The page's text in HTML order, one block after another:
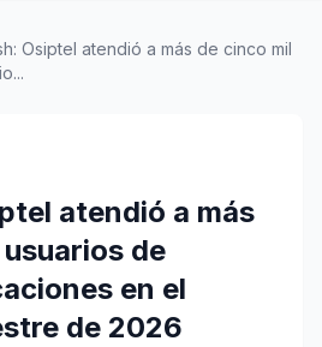
Osiptel atendió a más de cinco mil
atendió a más
de
en el
de 2026